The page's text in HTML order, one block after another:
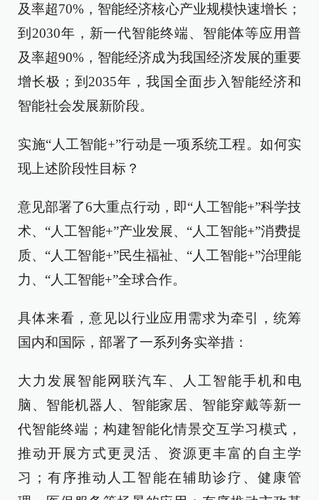
及率超70%，智能经济核心产业规模快速增长；
到2030年，新一代智能终端、智能体等应用普
及率超90%，智能经济成为我国经济发展的重要
增长极；到2035年，我国全面步入智能经济和
智能社会发展新阶段。
实施“人工智能+”行动是一项系统工程。如何实
现上述阶段性目标？
意见部署了6大重点行动，即“人工智能+”科学技
术、“人工智能+”产业发展、“人工智能+”消费提
质、“人工智能+”民生福祉、“人工智能+”治理能
力、“人工智能+”全球合作。
具体来看，意见以行业应用需求为牵引，统筹
国内和国际，部署了一系列务实举措：
大力发展智能网联汽车、人工智能手机和电
脑、智能机器人、智能家居、智能穿戴等新一
代智能终端；构建智能化情景交互学习模式，
推动开展方式更灵活、资源更丰富的自主学
习；有序推动人工智能在辅助诊疗、健康管